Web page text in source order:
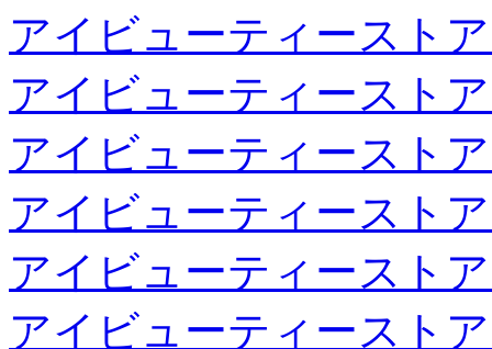
アイビューティースト
アイビューティースト
アイビューティースト
アイビューティースト
アイビューティースト
アイビューティースト